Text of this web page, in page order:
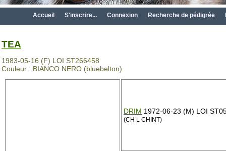
Accueil S'inscrire... Connexion Recherche de pédigrée
TEA
1983-05-16 (F) LOI ST266458
Couleur : BIANCO NERO (bluebelton)
DRIM 1972-06-23 (M) LOI
(CH L CHINT)